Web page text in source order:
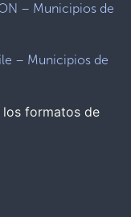
– Municipios de
– Municipios de
los formatos de